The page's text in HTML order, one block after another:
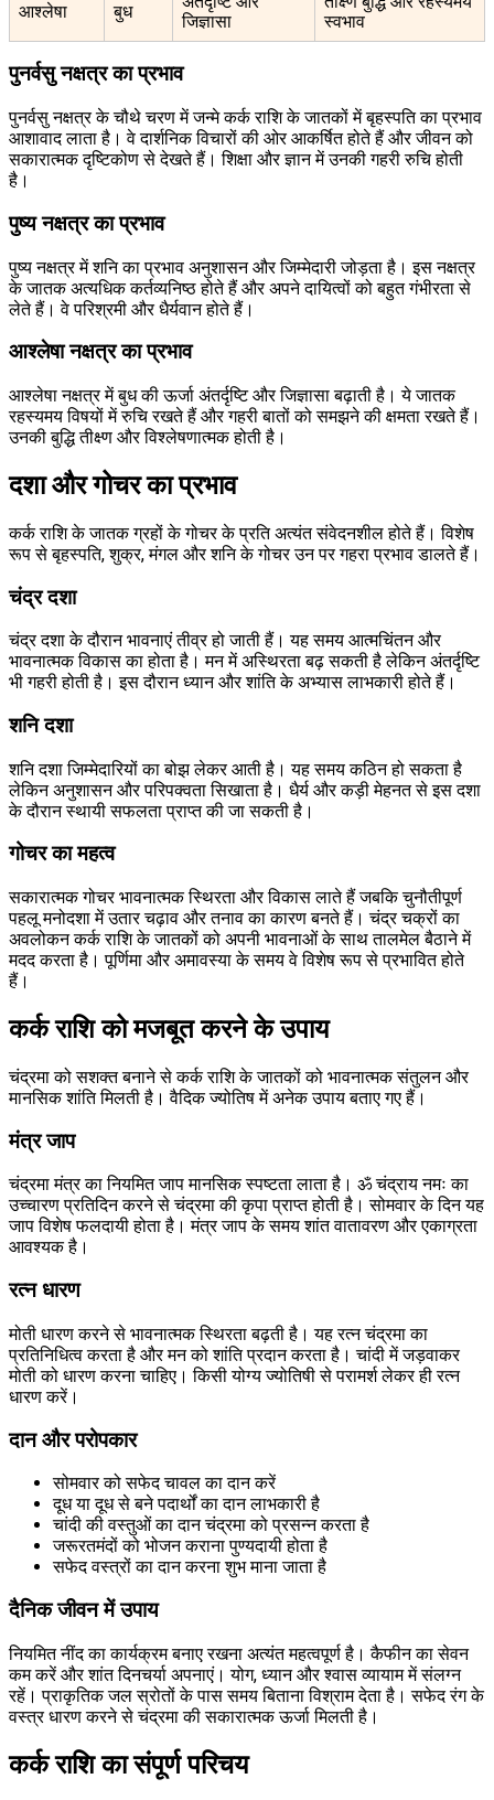
आश्लेषा बुध
जिज्ञासा
स्वभाव
पुनर्वसु नक्षत्र का प्रभाव
पुनर्वसु नक्षत्र के चौथे चरण में जन्मे कर्क राशि के जातकों में बृहस्पति का प्रभाव
आशावाद लाता है। वे दार्शनिक विचारों की ओर आकर्षित होते हैं और जीवन को
सकारात्मक दृष्टिकोण से देखते हैं। शिक्षा और ज्ञान में उनकी गहरी रुचि होती
है।
पुष्य नक्षत्र का प्रभाव
पुष्य नक्षत्र में शनि का प्रभाव अनुशासन और जिम्मेदारी जोड़ता है। इस नक्षत्र
के जातक अत्यधिक कर्तव्यनिष्ठ होते हैं और अपने दायित्वों को बहुत गंभीरता से
लेते हैं। वे परिश्रमी और धैर्यवान होते हैं।
आश्लेषा नक्षत्र का प्रभाव
आश्लेषा नक्षत्र में बुध की ऊर्जा अंतर्दृष्टि और जिज्ञासा बढ़ाती है। ये जातक
रहस्यमय विषयों में रुचि रखते हैं और गहरी बातों को समझने की क्षमता रखते हैं।
उनकी बुद्धि तीक्ष्ण और विश्लेषणात्मक होती है।
दशा और गोचर का प्रभाव
कर्क राशि के जातक ग्रहों के गोचर के प्रति अत्यंत संवेदनशील होते हैं। विशेष
रूप से बृहस्पति, शुक्र, मंगल और शनि के गोचर उन पर गहरा प्रभाव डालते हैं।
चंद्र दशा
चंद्र दशा के दौरान भावनाएं तीव्र हो जाती हैं। यह समय आत्मचिंतन और
भावनात्मक विकास का होता है। मन में अस्थिरता बढ़ सकती है लेकिन अंतर्दृष्टि
भी गहरी होती है। इस दौरान ध्यान और शांति के अभ्यास लाभकारी होते हैं।
शनि दशा
शनि दशा जिम्मेदारियों का बोझ लेकर आती है। यह समय कठिन हो सकता है
लेकिन अनुशासन और परिपक्वता सिखाता है। धैर्य और कड़ी मेहनत से इस दशा
के दौरान स्थायी सफलता प्राप्त की जा सकती है।
गोचर का महत्व
सकारात्मक गोचर भावनात्मक स्थिरता और विकास लाते हैं जबकि चुनौतीपूर्ण
पहलू मनोदशा में उतार चढ़ाव और तनाव का कारण बनते हैं। चंद्र चक्रों का
अवलोकन कर्क राशि के जातकों को अपनी भावनाओं के साथ तालमेल बैठाने में
मदद करता है। पूर्णिमा और अमावस्या के समय वे विशेष रूप से प्रभावित होते
हैं।
कर्क राशि को मजबूत करने के उपाय
चंद्रमा को सशक्त बनाने से कर्क राशि के जातकों को भावनात्मक संतुलन और
मानसिक शांति मिलती है। वैदिक ज्योतिष में अनेक उपाय बताए गए हैं।
मंत्र जाप
चंद्रमा मंत्र का नियमित जाप मानसिक स्पष्टता लाता है। ॐ चंद्राय नमः का
उच्चारण प्रतिदिन करने से चंद्रमा की कृपा प्राप्त होती है। सोमवार के दिन यह
जाप विशेष फलदायी होता है। मंत्र जाप के समय शांत वातावरण और एकाग्रता
आवश्यक है।
रत्न धारण
मोती धारण करने से भावनात्मक स्थिरता बढ़ती है। यह रत्न चंद्रमा का
प्रतिनिधित्व करता है और मन को शांति प्रदान करता है। चांदी में जड़वाकर
मोती को धारण करना चाहिए। किसी योग्य ज्योतिषी से परामर्श लेकर ही रत्न
धारण करें।
दान और परोपकार
सोमवार को सफेद चावल का दान करें
दूध या दूध से बने पदार्थों का दान लाभकारी है
चांदी की वस्तुओं का दान चंद्रमा को प्रसन्न करता है
जरूरतमंदों को भोजन कराना पुण्यदायी होता है
सफेद वस्त्रों का दान करना शुभ माना जाता है
दैनिक जीवन में उपाय
नियमित नींद का कार्यक्रम बनाए रखना अत्यंत महत्वपूर्ण है। कैफीन का सेवन
कम करें और शांत दिनचर्या अपनाएं। योग, ध्यान और श्वास व्यायाम में संलग्न
रहें। प्राकृतिक जल स्रोतों के पास समय बिताना विश्राम देता है। सफेद रंग के
वस्त्र धारण करने से चंद्रमा की सकारात्मक ऊर्जा मिलती है।
कर्क राशि का संपूर्ण परिचय